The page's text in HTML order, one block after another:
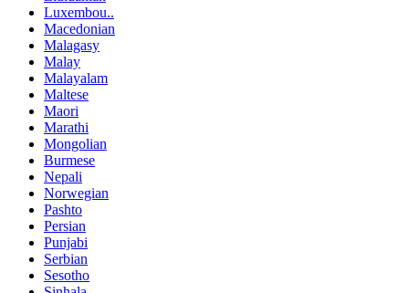
Luxembou..
Macedonian
Malagasy
Malay
Malayalam
Maltese
Maori
Marathi
Mongolian
Burmese
Nepali
Norwegian
Pashto
Persian
Punjabi
Serbian
Sesotho